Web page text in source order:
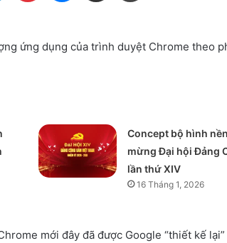
ứng dụng của trình duyệt Chrome theo
Concept bộ hình
mừng Đại hội Đảng
lần thứ XIV
16 Tháng 1, 2026
mới đây đã được Google “thiết kế